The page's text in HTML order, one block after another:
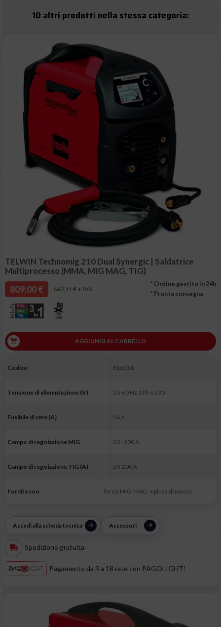
10 altri prodotti nella stessa categoria:
TELWIN Technomig 210 Dual Synergic | Saldatrice
Multiprocesso (MMA, MIG MAG, TIG)
809,00 € 663,11 € + IVA
* Ordine gestito in 24h
* Pronta consegna
AGGIUNGI AL CARRELLO
Codice 816231
Tensione di alimentazione (V) 50-60 Hz 1 Ph x 230
Fusibile di rete (A) 16 A
Campo di regolazione MIG 20 - 200 A
Campo di regolazione TIG (A) 20-200 A
Fornita con Torcia MIG-MAG, e pinza di massa
Accedi alla scheda tecnica Accessori
Spedizione gratuita
Pagamento da 3 a 18 rate con PAGOLIGHT!